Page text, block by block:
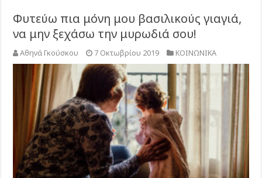
Φυτεύω πια μόνη μου βασιλικούς γιαγιά,
να μην ξεχάσω την μυρωδιά σου!
Αθηνά Γκούσκου 7 Οκτωβρίου 2019 ΚΟΙΝΩΝΙΚΑ